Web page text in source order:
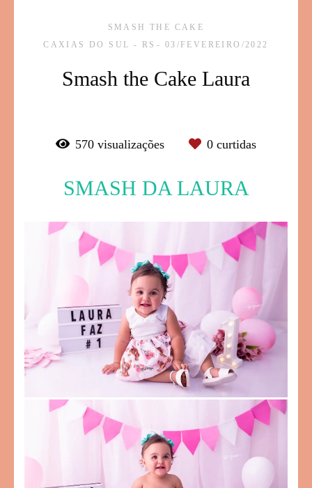
SMASH THE CAKE
CAXIAS DO SUL - RS
03/FEVEREIRO/2022
Smash the Cake Laura
570 visualizações 0 curtidas
SMASH DA LAURA